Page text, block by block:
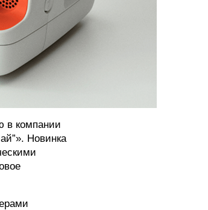
в компании
Новинка